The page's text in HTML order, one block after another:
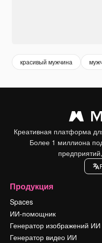
красивый мужчина
Креативная платформа
Более 1 миллиона
Продукция
Spaces
ИИ-помощник
Генератор изображений ИИ
Генератор видео ИИ